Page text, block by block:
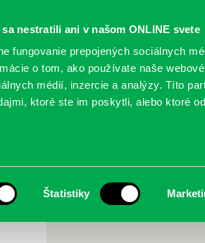
nestratili ani v našom ONLINE svete
fungovanie prepojených sociálnych
o tom, ako používate naše
médií, inzercie a analýzy. Títo
ktoré ste im poskytli, alebo ktoré
Štatistiky
PODUJATIA POBOČKY O